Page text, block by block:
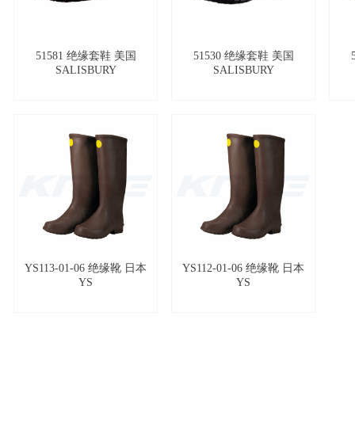
51581 绝缘套鞋 美国
SALISBURY
51530 绝缘套鞋 美国
SALISBURY
YS113-01-06 绝缘靴 日本
YS
YS112-01-06 绝缘靴 日本
YS